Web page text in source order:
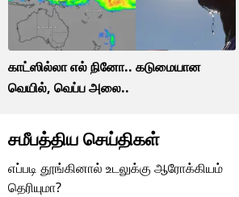
காட்ஸில்லா எல் நினோ.. கடுமையான
வெயில், வெப்ப அலை..
சமீபத்திய செய்திகள்
எப்படி தூங்கினால் உடலுக்கு ஆரோக்கியம்
தெரியுமா?